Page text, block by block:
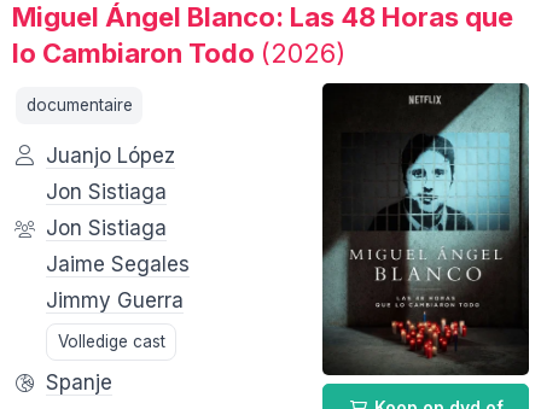
Miguel Ángel Blanco: Las 48 Horas que
lo Cambiaron Todo (2026)
documentaire
Juanjo López
Jon Sistiaga
Jon Sistiaga
Jaime Segales
Jimmy Guerra
Volledige cast
Spanje